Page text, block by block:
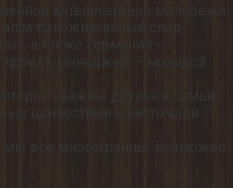
интелегентной молодёжи
положительный след
а также Германии.
проект-менеджер — молодой
важны друзья и семья.
ценностями и настоящей
мы все многогранны. Возможно